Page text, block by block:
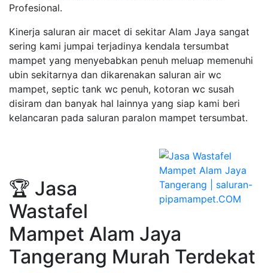
Profesional.
Kinerja saluran air macet di sekitar Alam Jaya sangat
sering kami jumpai terjadinya kendala tersumbat
mampet yang menyebabkan penuh meluap memenuhi
ubin sekitarnya dan dikarenakan saluran air wc
mampet, septic tank wc penuh, kotoran wc susah
disiram dan banyak hal lainnya yang siap kami beri
kelancaran pada saluran paralon mampet tersumbat.
🏆 Jasa
Wastafel
Mampet Alam Jaya
Tangerang Murah Terdekat